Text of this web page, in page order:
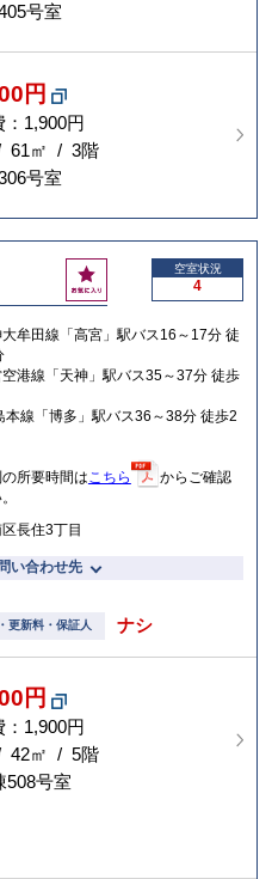
号室
円
：1,900円
61㎡ / 3階
号室
お
気
入
空室状況
4
牟田線「高宮」駅バス16～17分 徒
港線「天神」駅バス35～37分 徒歩
本線「博多」駅バス36～38分 徒歩2
所要時間はこちら
からご確認
長住3丁目
い合わせ先
更新料・保証人 ナシ
円
：1,900円
42㎡ / 5階
508号室